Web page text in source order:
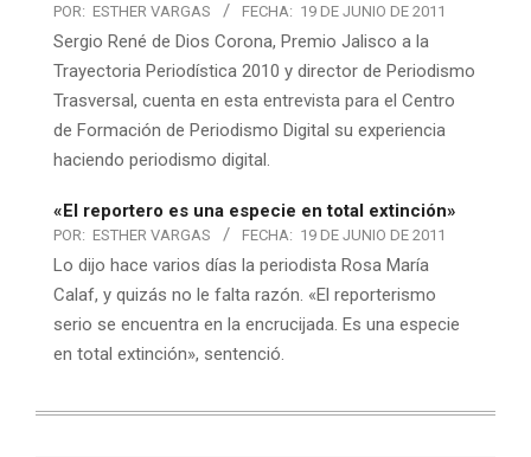
POR: ESTHER VARGAS FECHA: 19 DE JUNIO DE 2011
Sergio René de Dios Corona, Premio Jalisco a la
Trayectoria Periodística 2010 y director de Periodismo
Trasversal, cuenta en esta entrevista para el Centro
de Formación de Periodismo Digital su experiencia
haciendo periodismo digital.
«El reportero es una especie en total extinción»
POR: ESTHER VARGAS FECHA: 19 DE JUNIO DE 2011
Lo dijo hace varios días la periodista Rosa María
Calaf, y quizás no le falta razón. «El reporterismo
serio se encuentra en la encrucijada. Es una especie
en total extinción», sentenció.